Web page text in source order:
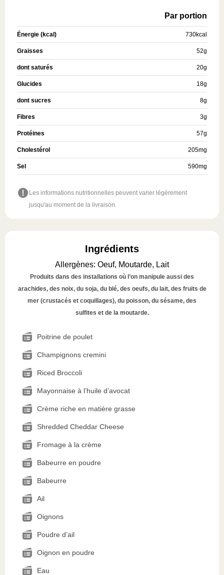
Par portion
Énergie (kcal) 730kcal
Graisses 52g
dont saturés 20g
Glucides 18g
dont sucres 8g
Fibres 3g
Protéines 57g
Cholestérol 205mg
Sel 590mg
Les informations nutritionnelles peuvent varier légèrement
jusqu'au moment de la livraison.
Ingrédients
Allergènes: Oeuf, Moutarde, Lait
Produits dans des installations où l’on manipule aussi des
arachides, des noix, du soja, du blé, des oeufs, du lait, des fruits de
mer (crustacés et coquillages), du poisson, du sésame, des
sulfites et de la moutarde.
Poitrine de poulet
Champignons cremini
Riced Broccoli
Mayonnaise à l’huile d’avocat
Crème riche en matière grasse
Shredded Cheddar Cheese
Fromage à la crème
Babeurre en poudre
Babeurre
Ail
Oignons
Poudre d’ail
Oignon en poudre
Eau